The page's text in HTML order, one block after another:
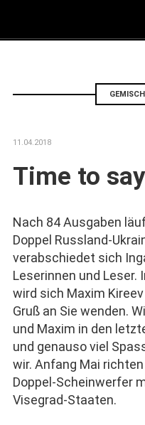
11.04.2018
Time to
Nach 84 Ausgaben
Doppel Russland-
verabschiedet sich
Leserinnen und Leser.
wird sich Maxim
Gruß an Sie wenden.
und Maxim in den
und genauso viel
wir. Anfang Mai
Doppel-Scheinwerfer
Visegrad-Staaten.